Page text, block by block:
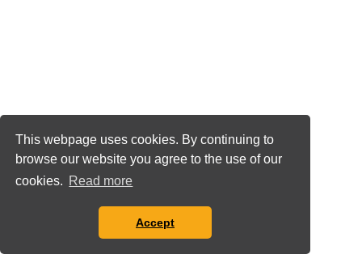
This webpage uses cookies. By continuing to
browse our website you agree to the use of our
cookies. Read more
Accept